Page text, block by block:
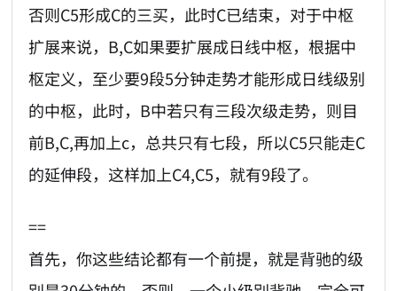
否则C5形成C的三买，此时C已结束，对于中枢
扩展来说，B,C如果要扩展成日线中枢，根据中
枢定义，至少要9段5分钟走势才能形成日线级别
的中枢，此时，B中若只有三段次级走势，则目
前B,C,再加上c，总共只有七段，所以C5只能走C
的延伸段，这样加上C4,C5，就有9段了。
==
首先，你这些结论都有一个前提，就是背驰的级